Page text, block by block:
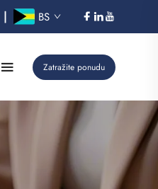
| BS
Zatražite ponudu